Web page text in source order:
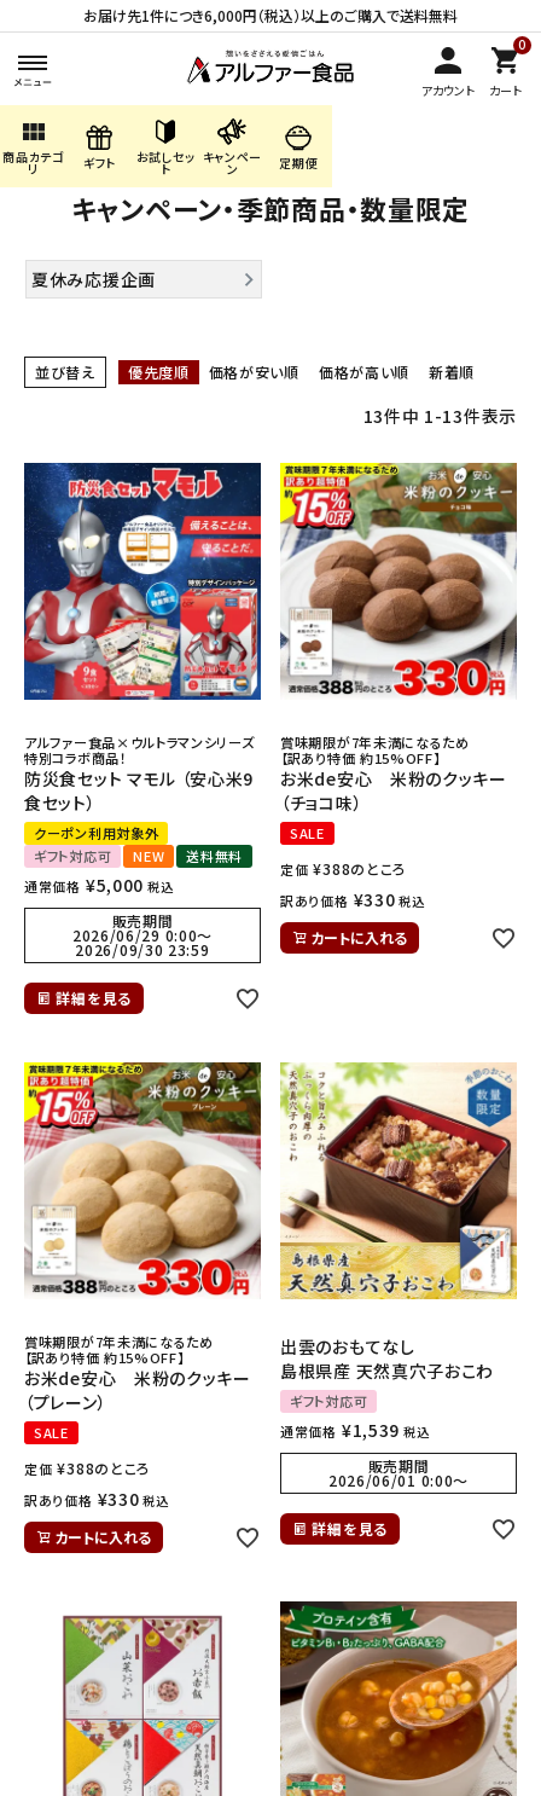
お届け先1件につき6,000円（税込）以上のご購入で送料無料
アカウント
0
カート
view_module
商品カテゴ
リ ギフト お試しセッ
ト
キャンペー
ン 定期便
search
ACCOUNT MENU
ようこそ ゲスト 様
meeting_room ログイン
キャンペーン・季節商品・
数量限定から探す
ギフトから探す
お試しセットから探す
定期便から探す
出雲のおもてなしシリーズから探す
長期保存食（非常食）から探す
まごころお赤飯・その他から探す
コンテンツ
お知らせ
INFORMATION
ご利用ガイド
プライバシーポリシー
特定商取引法について
HOME キャンペーン・季節商品・数量限定
キャンペーン・季節商品・数量限定
夏休み応援企画
並び替え 優先度順 価格が安い順 価格が高い順 新着順
13件中 1-13件表示
アルファー食品×ウルトラマンシリーズ
特別コラボ商品！
防災食セット マモル （安心米9
食セット）
クーポン利用対象外
ギフト対応可
NEW
送料無料
通常価格 ¥5,000 税込
販売期間
2026/06/29 0:00〜
2026/09/30 23:59
詳細を見る
賞味期限が7年未満になるため
【訳あり特価 約15%OFF】
お米de安心 米粉のクッキー
（チョコ味）
SALE
定価 ¥388のところ
訳あり価格 ¥330 税込
カートに入れる
賞味期限が7年未満になるため
【訳あり特価 約15%OFF】
お米de安心 米粉のクッキー
（プレーン）
SALE
定価 ¥388のところ
訳あり価格 ¥330 税込
カートに入れる
出雲のおもてなし
島根県産 天然真穴子おこわ
ギフト対応可
通常価格 ¥1,539 税込
販売期間
2026/06/01 0:00〜
詳細を見る